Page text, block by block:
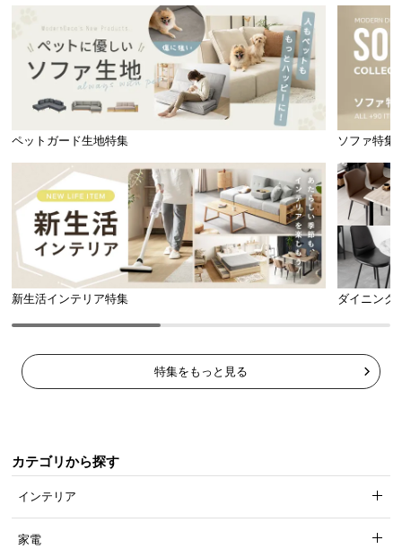
ウス症候群を引き起こす恐れのある
有害物質です。
獲得した素材を使用しております。
ホルムアルデヒド放散等級 F☆☆☆☆
F☆☆☆☆（エフ・フォースター）とは
ペットガード生地特集 ソファ特集
新生活インテリア特集 ダイニング
特集をもっと見る
カテゴリから探す
インテリア
家電